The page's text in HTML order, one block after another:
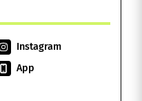
Instagram
App